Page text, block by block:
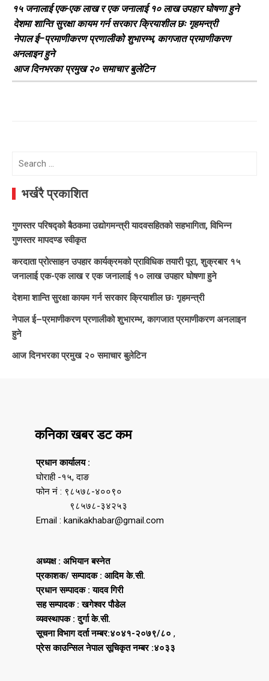
१५ जनालाई एक-एक लाख र एक जनालाई १० लाख उपहार घोषणा हुने
देशमा शान्ति सुरक्षा कायम गर्न सरकार क्रियाशील छः गृहमन्त्री
नेपाल ई–प्रमाणीकरण प्रणालीको शुभारम्भ, कागजात प्रमाणीकरण
अनलाइन हुने
आज दिनभरका प्रमुख २० समाचार बुलेटिन
Search
भर्खरै प्रकाशित
गुणस्तर परिषद्को बैठकमा उद्योगमन्त्री यादवसहितको सहभागिता, विभिन्न
गुणस्तर मापदण्ड स्वीकृत
करदाता प्रोत्साहन उपहार कार्यक्रमको प्राविधिक तयारी पूरा, शुक्रबार १५
जनालाई एक-एक लाख र एक जनालाई १० लाख उपहार घोषणा हुने
देशमा शान्ति सुरक्षा कायम गर्न सरकार क्रियाशील छः गृहमन्त्री
नेपाल ई–प्रमाणीकरण प्रणालीको शुभारम्भ, कागजात प्रमाणीकरण अनलाइन
हुने
आज दिनभरका प्रमुख २० समाचार बुलेटिन
कनिका खबर डट कम
प्रधान कार्यालय :
घोराही -१५, दाङ
फोन नं : ९८५७८-४००९०
९८५७८-३४२५३
Email : kanikakhabar@gmail.com
अध्यक्ष : अभियान बस्नेत
प्रकाशक/ सम्पादक : आदिम के.सी.
प्रधान सम्पादक : यादव गिरी
सह सम्पादक : खगेश्वर पौडेल
व्यवस्थापक : दुर्गा के.सी.
सूचना विभाग दर्ता नम्बर:४०४१-२०७९/८० ,
प्रेस काउन्सिल नेपाल सूचिकृत नम्बर :४०३३